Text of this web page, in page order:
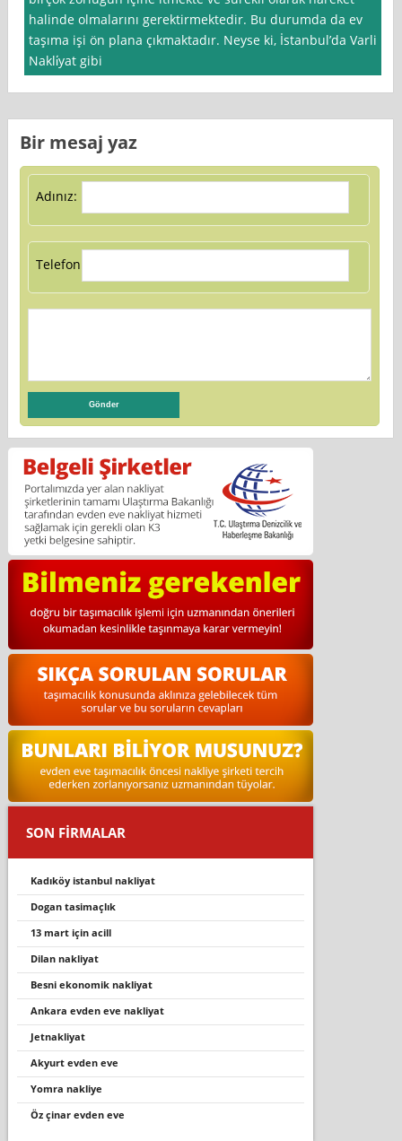
halinde olmalarını gerektirmektedir. Bu durumda da ev
taşıma işi ön plana çıkmaktadır. Neyse ki, İstanbul’da Varli
Nakli̇yat gibi
Bir mesaj yaz
Adınız:
Telefon:
SON FİRMALAR
kadıköy istanbul nakliyat
dogan tasimaçlık
13 mart için acill
di̇lan nakli̇yat
besni ekonomik nakliyat
ankara evden eve nakliyat
jetnakliyat
akyurt evden eve
yomra nakli̇ye
öz çinar evden eve